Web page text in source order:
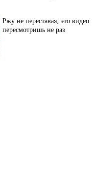
Ржу не переставая, это видео
пересмотришь не раз